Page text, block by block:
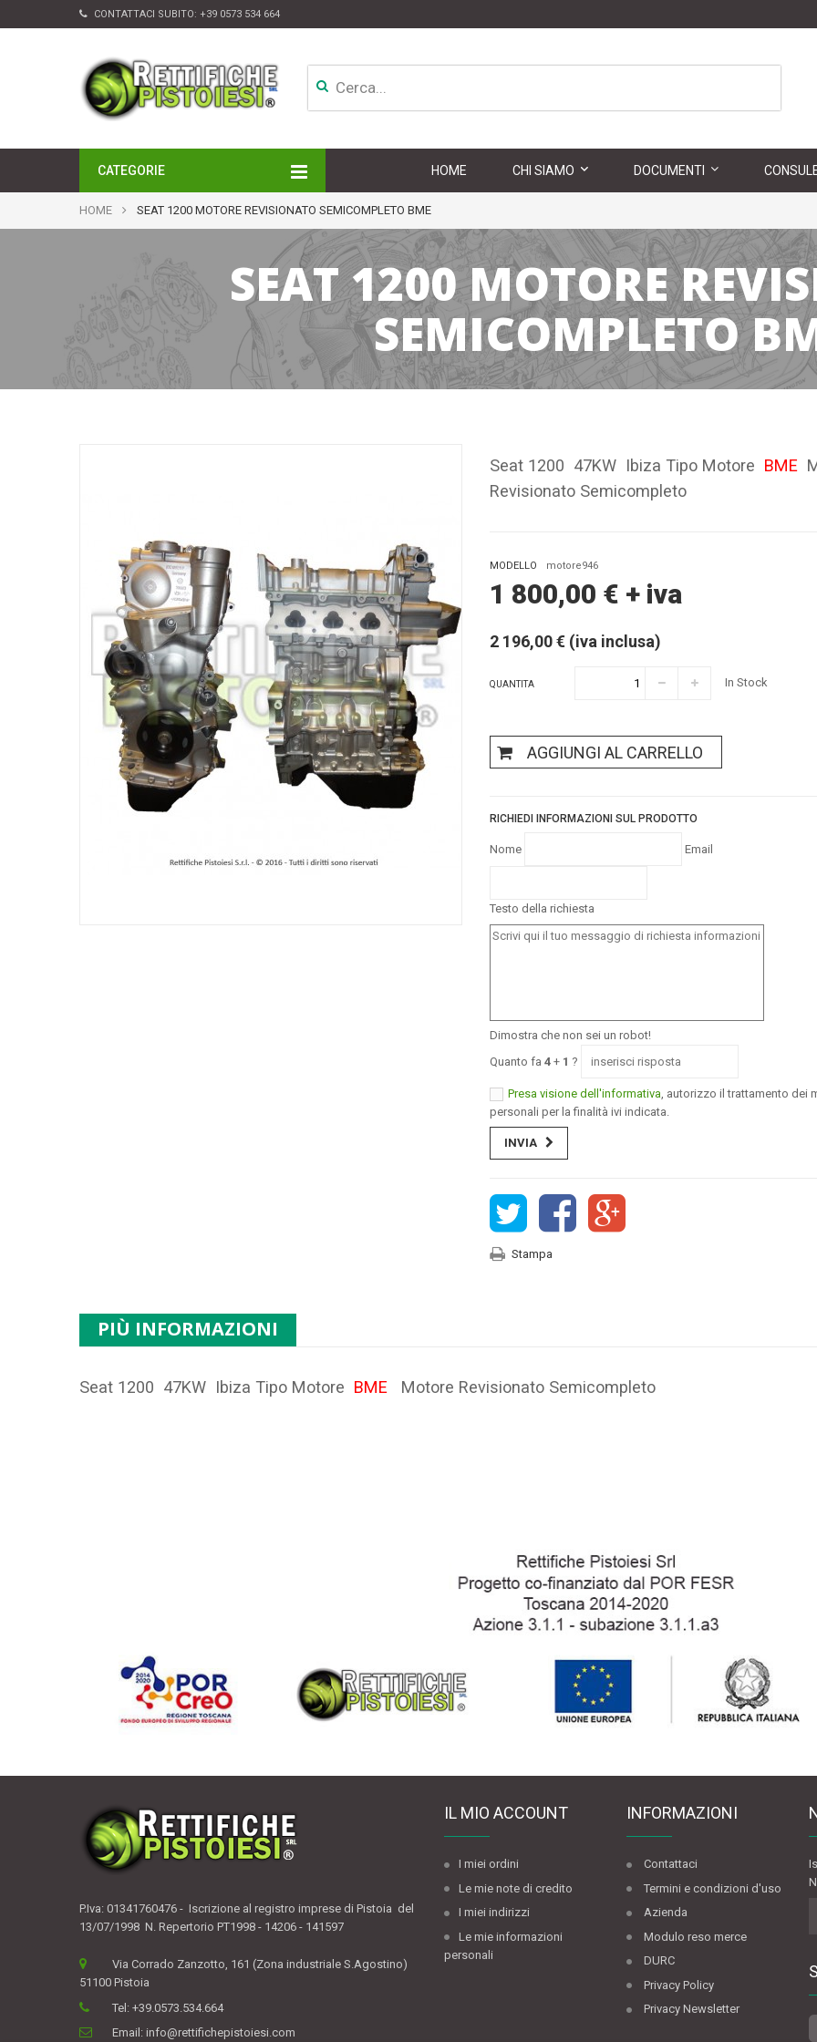
CONTATTACI SUBITO: +39 0573 534 664
CATEGORIE
APPARATI DI INIEZIONE
TURBINE
ALTRI ACCESSORI
HOME CHI SIAMO DOCUMENTI
HOME SEAT 1200 MOTORE REVISIONATO SEMICOMPLETO BME
SEAT 1200 MOTORE
SEMICOMPLETO
Seat 1200 47KW Ibiza Tipo Motore BME
Revisionato Semicompleto
MODELLO motore946
1 800,00 € + iva
2 196,00 € (iva inclusa)
QUANTITA In Stock
AGGIUNGI AL CARRELLO
RICHIEDI INFORMAZIONI SUL PRODOTTO
Nome Email
Testo della richiesta
Dimostra che non sei un robot!
Quanto fa 4 + 1 ?
Presa visione dell'informativa , autorizzo il trattamento dei
personali per la finalità ivi indicata.
INVIA
Stampa
PIÙ INFORMAZIONI
Seat 1200 47KW Ibiza Tipo Motore BME Motore Revisionato Semicompleto
P.Iva: 01341760476 - Iscrizione al registro imprese di Pistoia del
13/07/1998 N. Repertorio PT1998 - 14206 - 141597
Via Corrado Zanzotto, 161 (Zona industriale S.Agostino)
51100 Pistoia
Tel: +39.0573.534.664
Email: info@rettifichepistoiesi.com
IL MIO ACCOUNT
I miei ordini
Le mie note di credito
I miei indirizzi
Le mie informazioni
personali
INFORMAZIONI
Contattaci
Termini e condizioni d'uso
Azienda
Modulo reso merce
DURC
Privacy Policy
Privacy Newsletter